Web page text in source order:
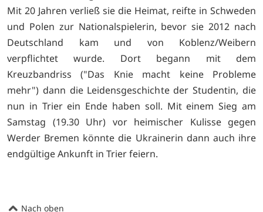
Mit 20 Jahren verließ sie die Heimat, reifte in Schweden
und Polen zur Nationalspielerin, bevor sie 2012 nach
Deutschland kam und von Koblenz/Weibern
verpflichtet wurde. Dort begann mit dem
Kreuzbandriss ("Das Knie macht keine Probleme
mehr") dann die Leidensgeschichte der Studentin, die
nun in Trier ein Ende haben soll. Mit einem Sieg am
Samstag (19.30 Uhr) vor heimischer Kulisse gegen
Werder Bremen könnte die Ukrainerin dann auch ihre
endgültige Ankunft in Trier feiern.
Nach oben